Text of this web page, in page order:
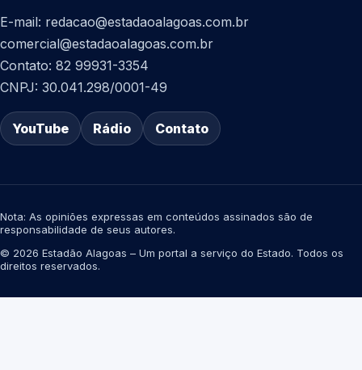
E-mail: redacao@estadaoalagoas.com.br
comercial@estadaoalagoas.com.br
Contato: 82 99931-3354
CNPJ: 30.041.298/0001-49
YouTube Rádio Contato
Nota: As opiniões expressas em conteúdos assinados são de
responsabilidade de seus autores.
© 2026 Estadão Alagoas – Um portal a serviço do Estado. Todos os
direitos reservados.